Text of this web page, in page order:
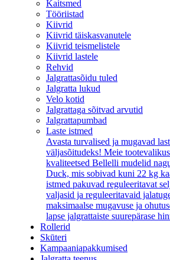
Kaitsmed
Tööriistad
Kiivrid
Kiivrid täiskasvanutele
Kiivrid teismelistele
Kiivrid lastele
Rehvid
Jalgrattasõidu tuled
Jalgratta lukud
Velo kotid
Jalgrattaga sõitvad arvutid
Jalgrattapumbad
Laste istmed
Avasta turvalised ja mugavad
väljasõitudeks! Meie
kvaliteetsed Bellelli mudelid
Duck, mis sobivad kuni 22 kg
istmed pakuvad reguleeritavat
valjasid ja reguleeritavaid
maksimaalse mugavuse ja
lapse jalgrattaiste suurepärase
Rollerid
Skūteri
Kampaaniapakkumised